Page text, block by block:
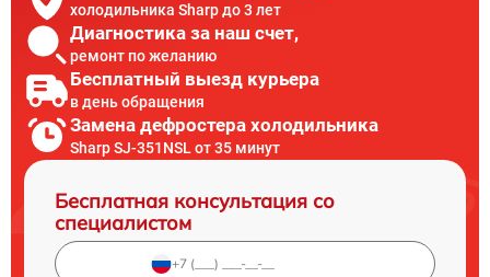
холодильника Sharp до 3 лет
Диагностика за наш счет,
ремонт по желанию
Бесплатный выезд курьера
в день обращения
Замена дефростера холодильника
Sharp SJ-351NSL от 35 минут
Бесплатная консультация со
специалистом